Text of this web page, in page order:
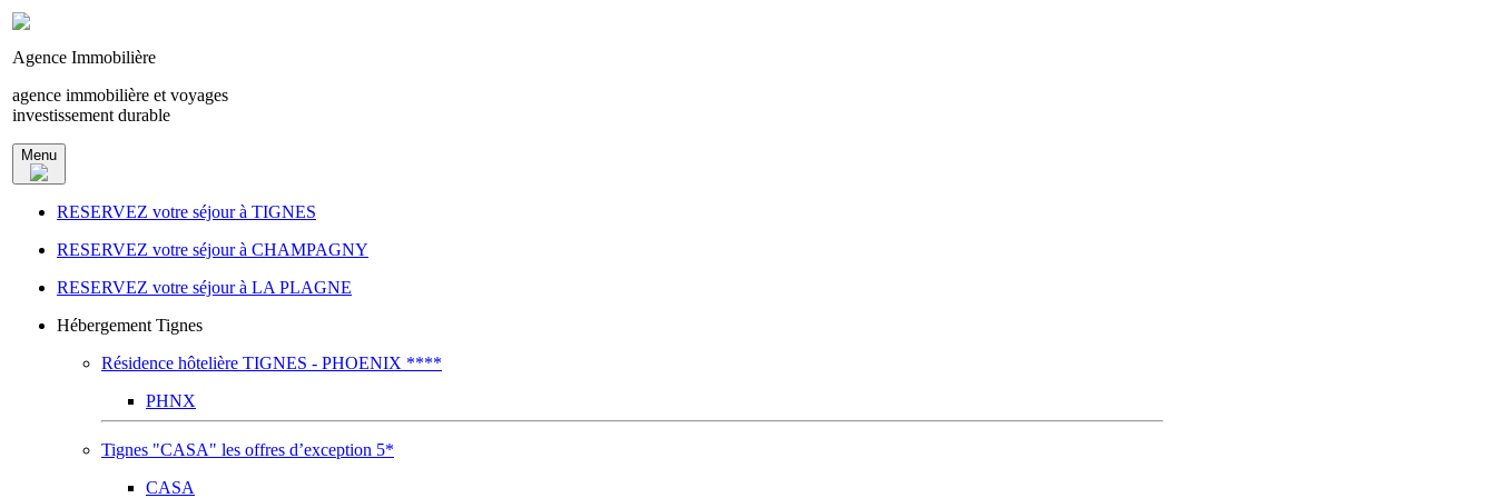
Agence Immobilière
agence immobilière et voyages
investissement durable
Menu
RESERVEZ votre séjour à TIGNES
RESERVEZ votre séjour à CHAMPAGNY
RESERVEZ votre séjour à LA PLAGNE
Hébergement Tignes
Résidence hôtelière TIGNES - PHOENIX ****
PHNX
Tignes "CASA" les offres d’exception 5*
CASA